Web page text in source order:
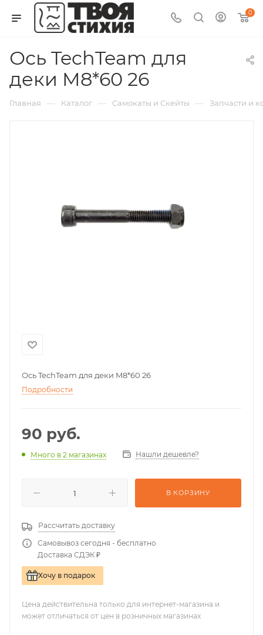
0
Ось TechTeam для
деки M8*60 26
Главная — Каталог — Самокаты и Скейты — Запчасти и
Ось TechTeam для деки M8*60 26
Подробности
90 руб.
Много в 2 магазинах Нашли дешевле?
В КОРЗИНУ
Рассчитать доставку
Самовывоз сегодня - бесплатно
Доставка СДЭК ₽
Хочу в подарок
Цена действительна только для интернет-магазина и
может отличаться от цен в розничных магазинах